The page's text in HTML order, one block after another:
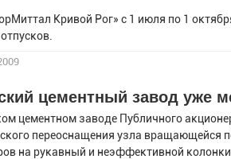
Кривой Рог» с 1 июля по 1
цементный завод уже
цементном заводе Публичного
переоснащения узла вращающейся
на рукавный и неэффективной